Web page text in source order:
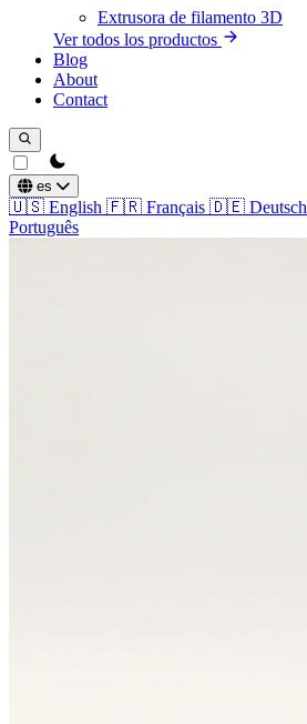
Extrusora de filamento 3D
Ver todos los productos
Blog
About
Contact
theme switcher
es
🇺🇸 English 🇫🇷 Français 🇩🇪 Deutsch
Português